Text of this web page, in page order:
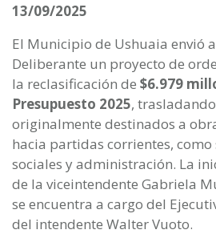
13/09/2025
El Municipio de Ushuaia envió
Deliberante un proyecto de
la reclasificación de $6.979
Presupuesto 2025,
originalmente destinados a
hacia partidas corrientes, como
sociales y administración. La
de la viceintendente Gabriela
se encuentra a cargo del
del intendente Walter Vuoto.